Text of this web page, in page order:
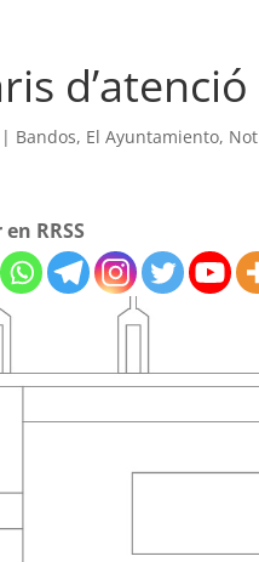
| Bandos, El Ayuntamiento,
RRSS